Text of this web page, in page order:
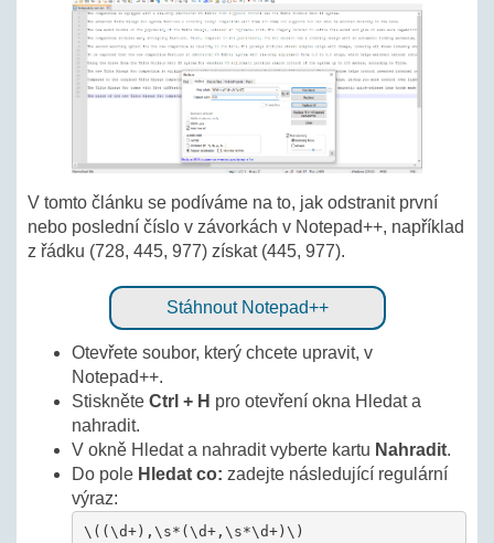
V tomto článku se podíváme na to, jak odstranit první
nebo poslední číslo v závorkách v Notepad++, například
z řádku (728, 445, 977) získat (445, 977).
Stáhnout Notepad++
Otevřete soubor, který chcete upravit, v
Notepad++.
Stiskněte Ctrl + H pro otevření okna Hledat a
nahradit.
V okně Hledat a nahradit vyberte kartu Nahradit.
Do pole Hledat co: zadejte následující regulární
výraz:
\((\d+),\s*(\d+,\s*\d+)\)